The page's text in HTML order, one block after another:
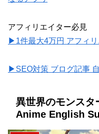
アフィリエイター必見
▶1件最大4万円 アフィ
▶SEO対策 ブログ記事
異世界のモンスタ
Anime English